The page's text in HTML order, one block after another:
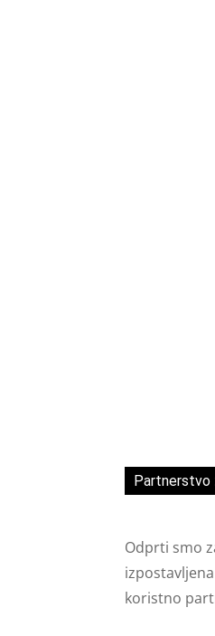
Partnerstvo
Odprti smo
koristno